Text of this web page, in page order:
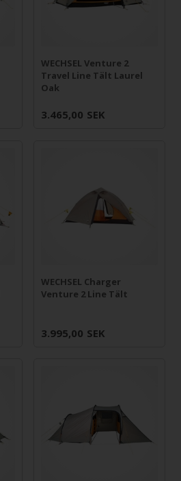
WECHSEL Venture 2
Travel Line Tält Laurel
Oak
3.465,00 SEK
WECHSEL Charger
Venture 2 Line Tält
3.995,00 SEK